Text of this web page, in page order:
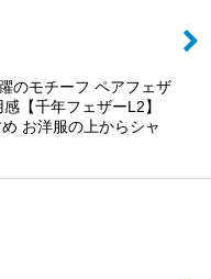
のモチーフ ペアフェザ
【千年フェザーL2】
お洋服の上からシャ